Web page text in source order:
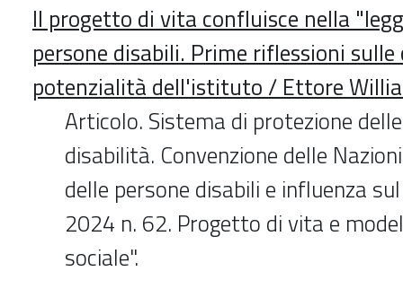
Il progetto di vita confluisce nella
persone disabili. Prime riflessioni
potenzialità dell'istituto / Ettore
Articolo. Sistema di protezione
disabilità. Convenzione delle
delle persone disabili e influenza
2024 n. 62. Progetto di vita e
sociale".